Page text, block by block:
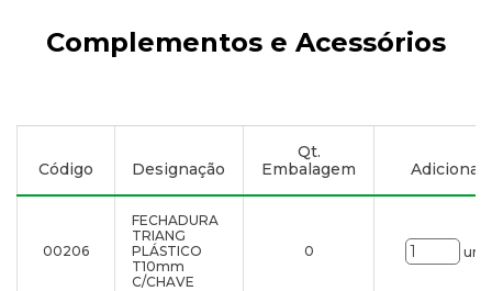
Complementos e Acessórios
Código Designação
Qt.
Embalagem
Adicionar
00206
FECHADURA
TRIANG
PLÁSTICO
T10mm
C/CHAVE
0 uni.